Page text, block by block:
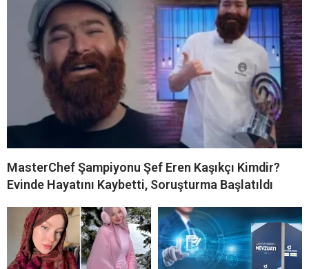
MasterChef Şampiyonu Şef Eren Kaşıkçı Kimdir?
Evinde Hayatını Kaybetti, Soruşturma Başlatıldı